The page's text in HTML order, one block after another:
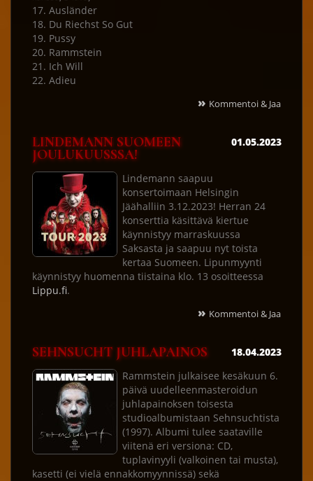
17. Ausländer
18. Du Riechst So Gut
19. Pussy
20. Rammstein
21. Ich Will
22. Adieu
» Kommentoi & Jaa
LINDEMANN SUOMEEN
JOULUKUUSSSA!
01.05.2023
Lindemann saapuu
konsertoimaan Helsingin
Jäähalliin 3.12.2023! Herran 24
konserttia käsittävä kiertue
käynnistyy marraskuussa
Saksasta ja saapuu nyt toista
kertaa Suomeen. Lipunmyynti
käynnistyy huomenna tiistaina klo. 13 osoitteessa
Lippu.fi.
» Kommentoi & Jaa
SEHNSUCHT JUHLAPAINOS
18.04.2023
Rammstein julkaisee kesäkuun 6.
päivä uudelleenmasteroidun
juhlapainoksen toisesta
studioalbumistaan Sehnsuchtista
(1997). Albumi tulee saataville
viitenä eri versiona: CD,
tuplavinyyli (valkoinen tai musta),
kasetti (ei vielä ennakkomyynnissä) sekä